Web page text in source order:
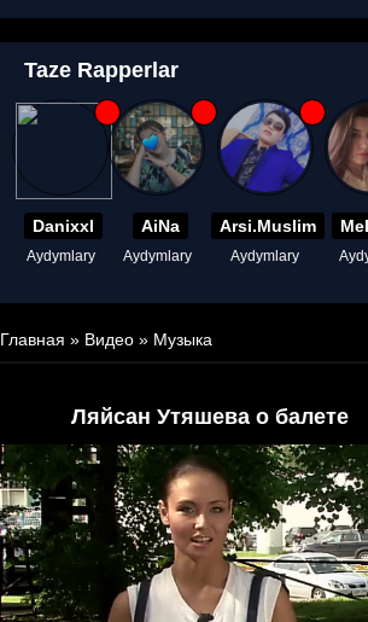
Taze Rapperlar
Danixxl
Aydymlary
AiNa
Aydymlary
Arsi.Muslim
Aydymlary
Главная » Видео » Музыка
Ляйсан Утяшева о балете